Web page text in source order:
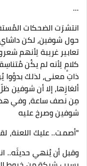
...
انتشرَت الضحكات
حول شوفين، لكن
تعابير غريبة لِأنهم
كلامٍ لِأنه لم يكُن
ذاتِ معنى، لذلك بدؤوا
ألغازِها، إلا أن شوفين
مِن نصف ساعة، وفي
شوفين وصرخ عليه
"أصمت.. عليك اللعنة،
وقبل أن يُنهي